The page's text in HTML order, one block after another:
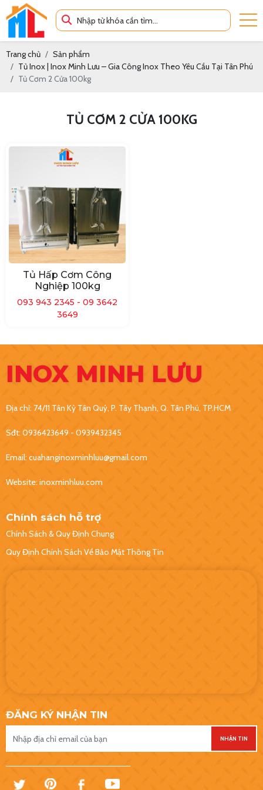
Trang chủ
Sản phẩm
Tủ Inox | Inox Minh Lưu – Gia Công Inox Theo Yêu Cầu Tại Tân Phú
Tủ Cơm 2 Cửa 100kg
TỦ CƠM 2 CỬA 100KG
Tủ Hấp Cơm Công
Nghiệp 100kg
093 943 2345 - 09 3642
3649
INOX MINH LƯU
Địa chỉ: 74/11 Tân Kỳ Tân Quý, P. Tây Thạnh, Q. Tân Phú, TP.HCM
Sđt: 0936423649 - 0939432345
Email: cuahanginoxminhluu@gmail.com
Website: inoxminhluu.com
Chính sách hỗ trợ
Chính Sách & Quy Định Chung
Quy Định Chính Sách Về Bảo Mật Thông Tin
ĐĂNG KÝ NHẬN TIN
NHẬN TIN